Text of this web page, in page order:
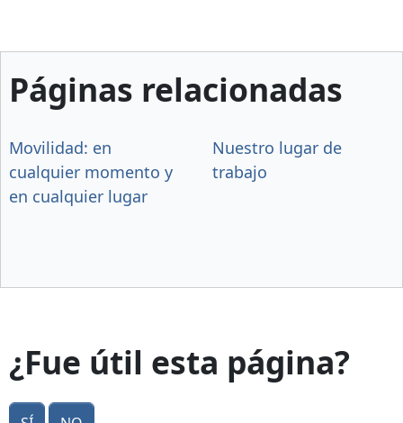
Páginas relacionadas
Movilidad: en
cualquier momento y
en cualquier lugar
Nuestro lugar de
trabajo
¿Fue útil esta página?
Sí No